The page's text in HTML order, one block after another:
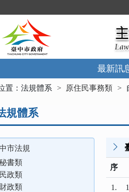
最新訊
置：法規體系 原住民事務類
規體系
市法規
書類
政類
政類
序
1.